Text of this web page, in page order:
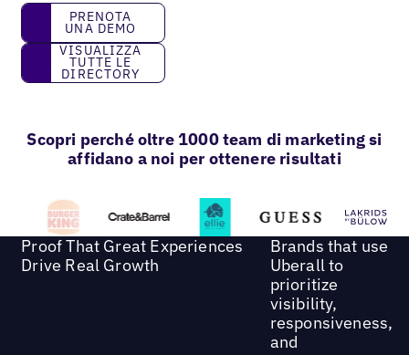
prenota una demo
PRENOTA
UNA DEMO
Visualizza tutte le directory
VISUALIZZA
TUTTE LE
DIRECTORY
Scopri perché oltre 1000 team di marketing si
affidano a noi per ottenere risultati
Proof That Great Experiences
Drive Real Growth
Brands that use
Uberall to
prioritize
visibility,
responsiveness,
and